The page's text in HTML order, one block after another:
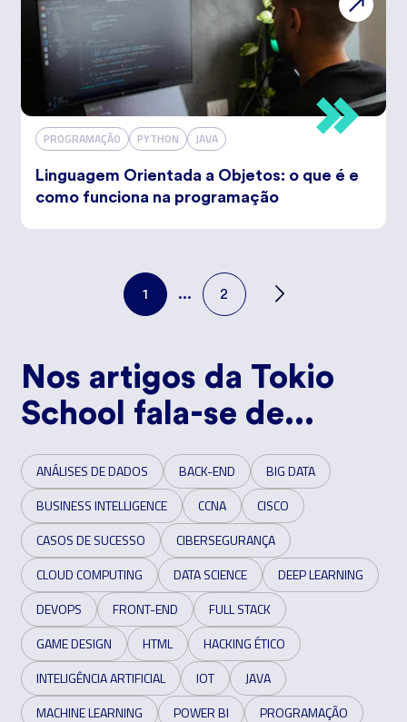
PROGRAMAÇÃO PYTHON JAVA
Linguagem Orientada a Objetos: o que é e
como funciona na programação
1 ... 2
Nos artigos da Tokio
School fala-se de...
ANÁLISES DE DADOS BACK-END
BIG DATA
BUSINESS INTELLIGENCE
CCNA
CISCO
CASOS DE SUCESSO
CIBERSEGURANÇA
CLOUD COMPUTING
DATA SCIENCE
DEEP LEARNING
DEVOPS
FRONT-END
FULL STACK
GAME DESIGN
HTML
HACKING ÉTICO
INTELIGÊNCIA ARTIFICIAL
IOT
JAVA
MACHINE LEARNING
POWER BI
PROGRAMAÇÃO